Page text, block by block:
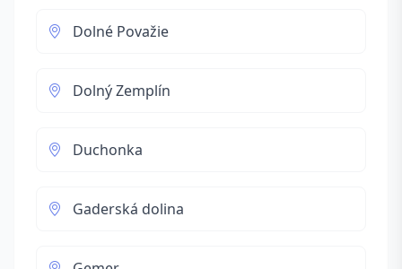
Dolné Považie
Dolný Zemplín
Duchonka
Gaderská dolina